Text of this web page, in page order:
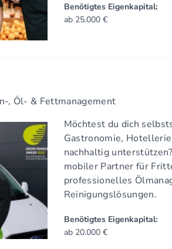
Benötigtes Eigenkapital:
ab 25.000 €
, Öl- & Fettmanagement
Möchtest du dich
Gastronomie,
nachhaltig
mobiler Partner für
professionelles
Reinigungslösungen.
Benötigtes Eigenkapital:
ab 20.000 €